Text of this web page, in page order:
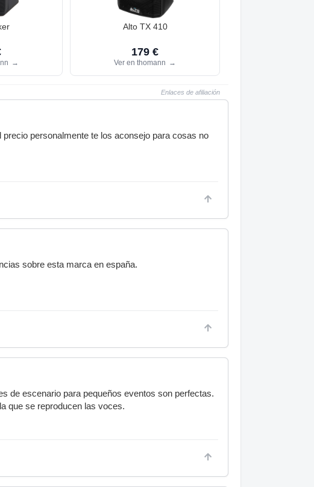
→
Alto TX 410
179 €
Ver en thomann →
Enlaces de afiliación
personalmente te los aconsejo para cosas no
sobre esta marca en españa.
de escenario para pequeños eventos son perfectas.
que se reproducen las voces.